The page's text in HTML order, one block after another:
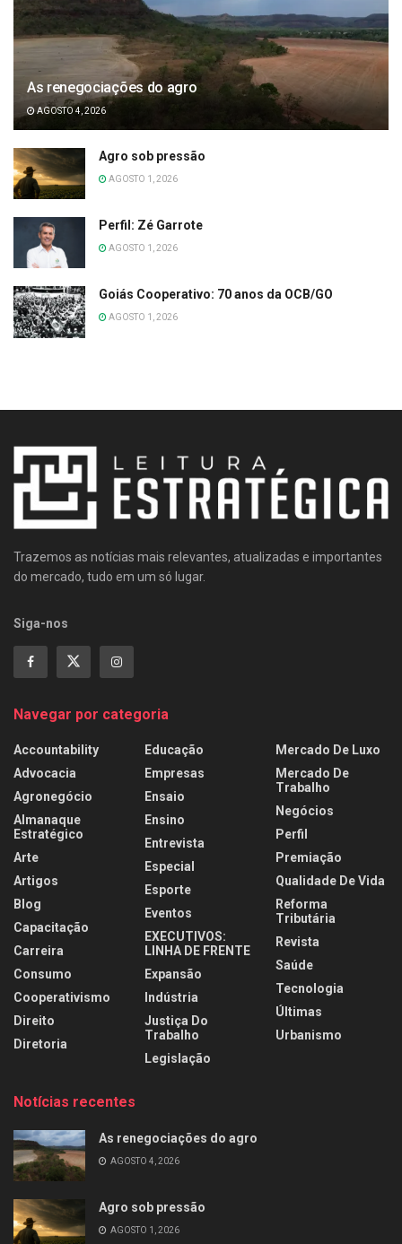
As renegociações do agro
AGOSTO 4, 2026
Agro sob pressão
AGOSTO 1, 2026
Perfil: Zé Garrote
AGOSTO 1, 2026
Goiás Cooperativo: 70 anos da OCB/GO
AGOSTO 1, 2026
Trazemos as notícias mais relevantes, atualizadas e importantes
do mercado, tudo em um só lugar.
Siga-nos
Navegar por categoria
Accountability
Advocacia
Agronegócio
Almanaque
Estratégico
Arte
Artigos
Blog
Capacitação
Carreira
Consumo
Cooperativismo
Direito
Diretoria
Educação
Empresas
Ensaio
Ensino
Entrevista
Especial
Esporte
Eventos
EXECUTIVOS:
LINHA DE FRENTE
Expansão
Indústria
Justiça Do
Trabalho
Legislação
Mercado De Luxo
Mercado De
Trabalho
Negócios
Perfil
Premiação
Qualidade De Vida
Reforma
Tributária
Revista
Saúde
Tecnologia
Últimas
Urbanismo
Notícias recentes
As renegociações do agro
AGOSTO 4, 2026
Agro sob pressão
AGOSTO 1, 2026